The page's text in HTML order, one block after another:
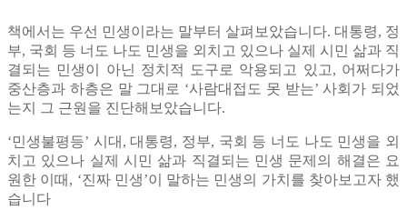
책에서는 우선 민생이라는 말부터 살펴보았습니다. 대통령, 정
부, 국회 등 너도 나도 민생을 외치고 있으나 실제 시민 삶과 직
결되는 민생이 아닌 정치적 도구로 악용되고 있고, 어쩌다가
중산층과 하층은 말 그대로 ‘사람대접도 못 받는’ 사회가 되었
는지 그 근원을 진단해보았습니다.
‘민생불평등’ 시대, 대통령, 정부, 국회 등 너도 나도 민생을 외
치고 있으나 실제 시민 삶과 직결되는 민생 문제의 해결은 요
원한 이때, ‘진짜 민생’이 말하는 민생의 가치를 찾아보고자 했
습니다